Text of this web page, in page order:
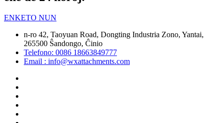
ENKETO NUN
n-ro 42, Taoyuan Road, Dongting Industria Zono, Yantai,
265500 Ŝandongo, Ĉinio
Telefono: 0086 18663849777
Email : info@wxattachments.com